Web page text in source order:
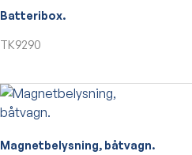
Batteribox.
TK9290
Magnetbelysning, båtvagn.